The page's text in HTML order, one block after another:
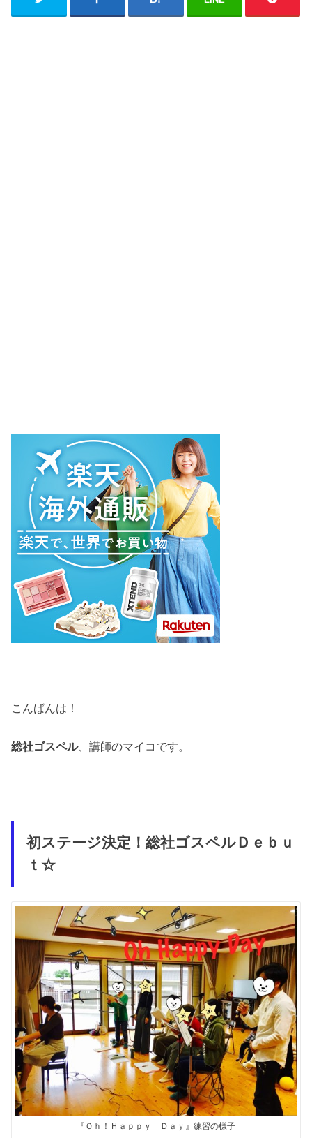
こんばんは！
総社ゴスペル、講師のマイコです。
初ステージ決定！総社ゴスペルＤｅｂｕ
ｔ☆
『Ｏｈ！Ｈａｐｐｙ Ｄａｙ』練習の様子